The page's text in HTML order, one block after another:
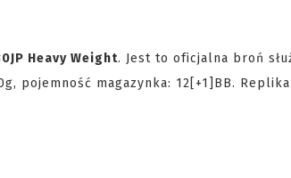
Heavy Weight. Jest to oficjalna broń
pojemność magazynka: 12[+1]BB.